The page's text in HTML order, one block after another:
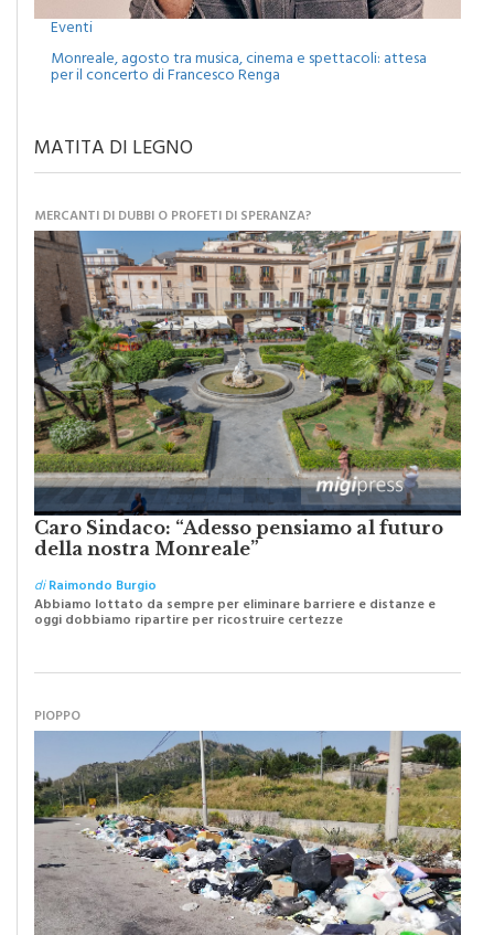
Eventi
Monreale, agosto tra musica, cinema e spettacoli: attesa
MATITA DI LEGNO
MERCANTI DI DUBBI O PROFETI DI SPERANZA?
Caro Sindaco: “Adesso pensiamo al futuro
della nostra Monreale”
diRaimondo Burgio